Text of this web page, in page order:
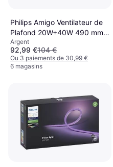
Philips Amigo Ventilateur de
Plafond 20W+40W 490 mm x
137 mm
Argent
92,99 €104 €
Ou 3 paiements de 30,99 €
6 magasins